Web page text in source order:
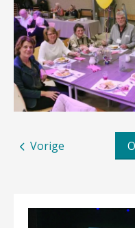
Vorige